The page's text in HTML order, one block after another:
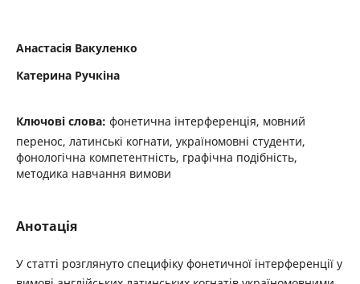
Анастасія Вакуленко
Катерина Ручкіна
Ключові слова: фонетична інтерференція, мовний
перенос, латинські когнати, україномовні студенти,
фонологічна компетентність, графічна подібність,
методика навчання вимови
Анотація
У статті розглянуто специфіку фонетичної інтерференції у